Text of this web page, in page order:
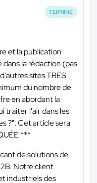
TERMINÉ
et la publication
la rédaction (pas
sites TRES
du nombre de
en abordant la
traiter l'air dans les
?". Cet article sera
***
de solutions de
Notre client
industriels des